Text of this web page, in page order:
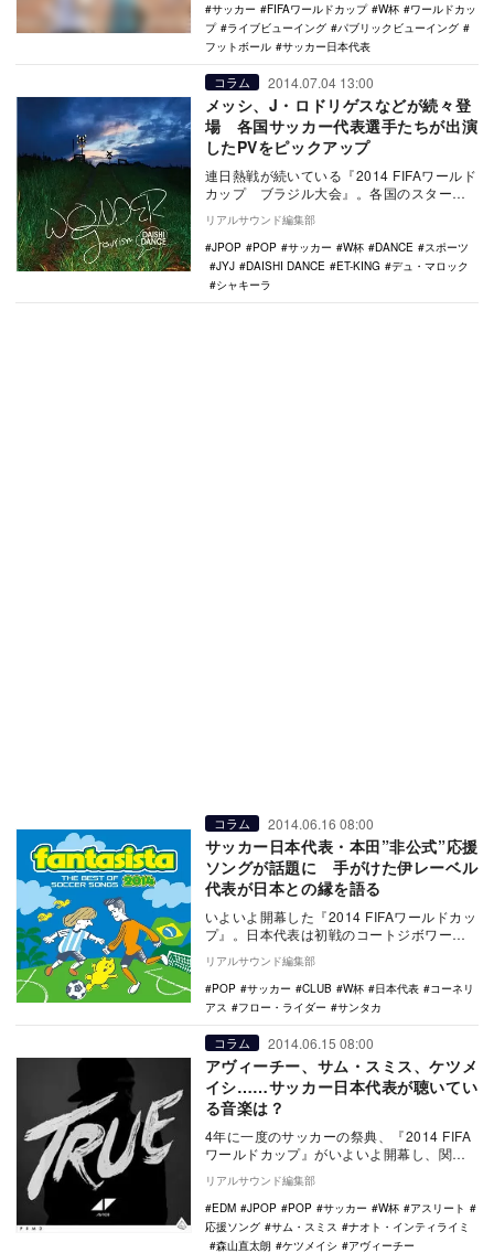
サッカー
FIFAワールドカップ W杯
ワールドカッ
プ
ライブビューイング
パブリックビューイング
フットボール
サッカー日本代表
コラム 2014.07.04 13:00
メッシ、J・ロドリゲスなどが続々登
場 各国サッカー代表選手たちが出演
したPVをピックアップ
連日熱戦が続いている『2014 FIFAワールド
カップ ブラジル大会』。各国のスターた
ち選手たちが見せる鮮やかなプレーは、サ
ッカ…
リアルサウンド編集部
JPOP
POP サッカー W杯 DANCE
スポーツ
JYJ
DAISHI DANCE ET-KING
デュ・マロック
シャキーラ
コラム 2014.06.16 08:00
サッカー日本代表・本田”非公式”応援
ソングが話題に 手がけた伊レーベル
代表が日本との縁を語る
いよいよ開幕した『2014 FIFAワールドカッ
プ』。日本代表は初戦のコートジボワール
戦こそ、本来のサッカーができずに残念な
結果…
リアルサウンド編集部
POP
サッカー CLUB W杯 日本代表
コーネリ
アス
フロー・ライダー サンタカ
コラム 2014.06.15 08:00
アヴィーチー、サム・スミス、ケツメ
イシ……サッカー日本代表が聴いてい
る音楽は？
4年に一度のサッカーの祭典、『2014 FIFA
ワールドカップ』がいよいよ開幕し、関連
ニュースも連日報じられている。大会への
注目…
リアルサウンド編集部
EDM
JPOP POP サッカー W杯
アスリート
応援ソング
サム・スミス
ナオト・インティライミ
森山直太朗
ケツメイシ アヴィーチー